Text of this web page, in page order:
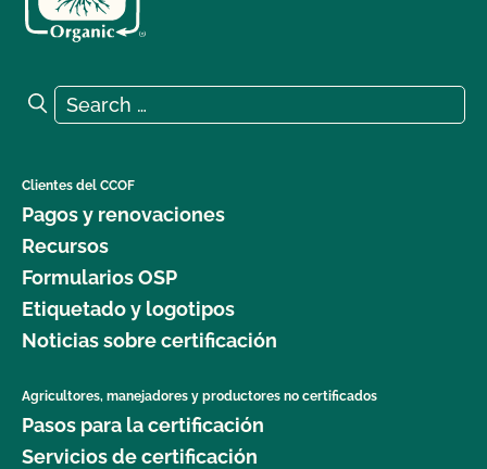
Search for:
Search
Clientes del CCOF
Pagos y renovaciones
Recursos
Formularios OSP
Etiquetado y logotipos
Noticias sobre certificación
Agricultores, manejadores y productores no certificados
Pasos para la certificación
Servicios de certificación